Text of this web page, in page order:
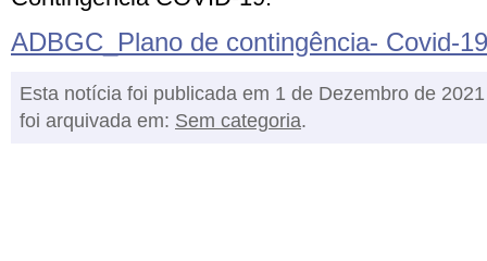
ADBGC_Plano de contingência- Covid-
Esta notícia foi publicada em 1 de Dezembro de
foi arquivada em: Sem categoria.